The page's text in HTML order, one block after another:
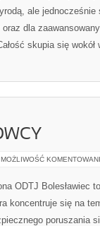
ale
dla
skupia się
MOŻLIWOŚĆ
ODTJ Bolesławiec
koncentruje się na
poruszania